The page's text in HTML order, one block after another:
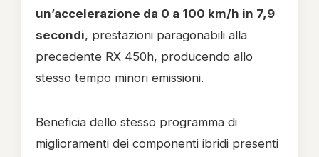
un’accelerazione da 0 a 100 km/h in 7,9
secondi, prestazioni paragonabili alla
precedente RX 450h, producendo allo
stesso tempo minori emissioni.
Beneficia dello stesso programma di
miglioramenti dei componenti ibridi presenti